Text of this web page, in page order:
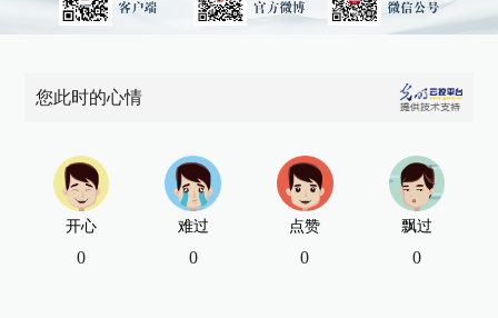
您此时的心情
开心
0
难过
0
点赞
0
飘过
0